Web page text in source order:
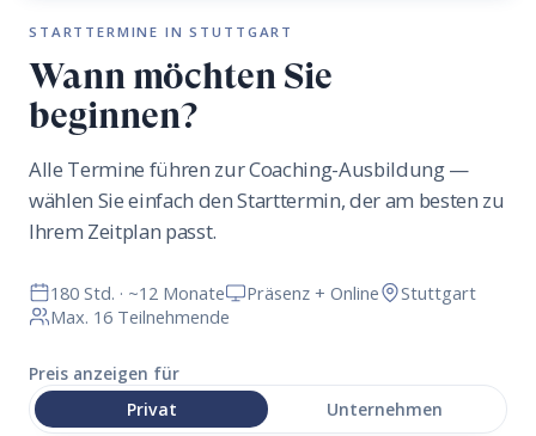
STARTTERMINE IN STUTTGART
Wann möchten Sie
beginnen?
Alle Termine führen zur Coaching-Ausbildung —
wählen Sie einfach den Starttermin, der am besten zu
Ihrem Zeitplan passt.
180 Std. · ~12 Monate Präsenz + Online
Stuttgart
Max. 16 Teilnehmende
Preis anzeigen für
Privat
Unternehmen